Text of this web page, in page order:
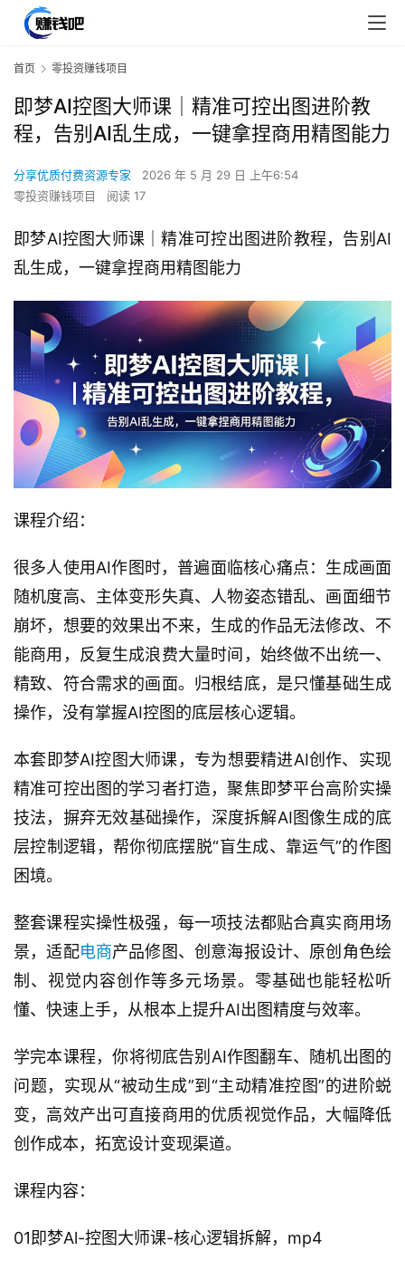
首页 零投资赚钱项目
即梦AI控图大师课｜精准可控出图进阶教
程，告别AI乱生成，一键拿捏商用精图能力
分享优质付费资源专家
2026 年 5 月 29 日 上午6:54
零投资赚钱项目
阅读 17
即梦AI控图大师课｜精准可控出图进阶教程，告别AI
乱生成，一键拿捏商用精图能力
课程介绍：
很多人使用AI作图时，普遍面临核心痛点：生成画面
随机度高、主体变形失真、人物姿态错乱、画面细节
崩坏，想要的效果出不来，生成的作品无法修改、不
能商用，反复生成浪费大量时间，始终做不出统一、
精致、符合需求的画面。归根结底，是只懂基础生成
操作，没有掌握AI控图的底层核心逻辑。
本套即梦AI控图大师课，专为想要精进AI创作、实现
精准可控出图的学习者打造，聚焦即梦平台高阶实操
技法，摒弃无效基础操作，深度拆解AI图像生成的底
层控制逻辑，帮你彻底摆脱“盲生成、靠运气”的作图
困境。
整套课程实操性极强，每一项技法都贴合真实商用场
景，适配电商产品修图、创意海报设计、原创角色绘
制、视觉内容创作等多元场景。零基础也能轻松听
懂、快速上手，从根本上提升AI出图精度与效率。
学完本课程，你将彻底告别AI作图翻车、随机出图的
问题，实现从“被动生成”到“主动精准控图”的进阶蜕
变，高效产出可直接商用的优质视觉作品，大幅降低
创作成本，拓宽设计变现渠道。
课程内容：
01即梦Al-控图大师课-核心逻辑拆解，mp4